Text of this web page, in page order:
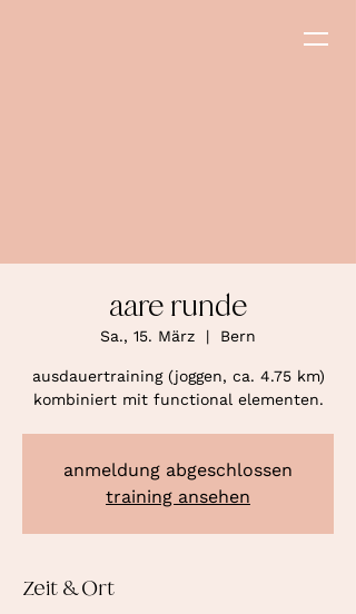
aare runde
Sa., 15. März
  |
Bern
ausdauertraining (joggen, ca. 4.75 km)
kombiniert mit functional elementen.
anmeldung abgeschlossen
training ansehen
Zeit & Ort